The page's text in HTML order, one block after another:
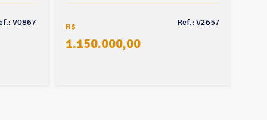
V0867 R$
1.150.000,00
Ref.: V2657